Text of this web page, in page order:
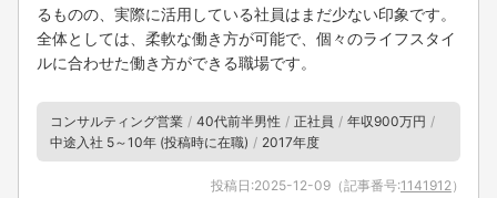
るものの、実際に活用している社員はまだ少ない印象です。
全体としては、柔軟な働き方が可能で、個々のライフスタイ
ルに合わせた働き方ができる職場です。
コンサルティング営業 40代前半男性 正社員
年収900万円
中途入社 5～10年 (投稿時に在職)
2017年度
投稿日:2025-12-09 （記事番号:1141912 ）